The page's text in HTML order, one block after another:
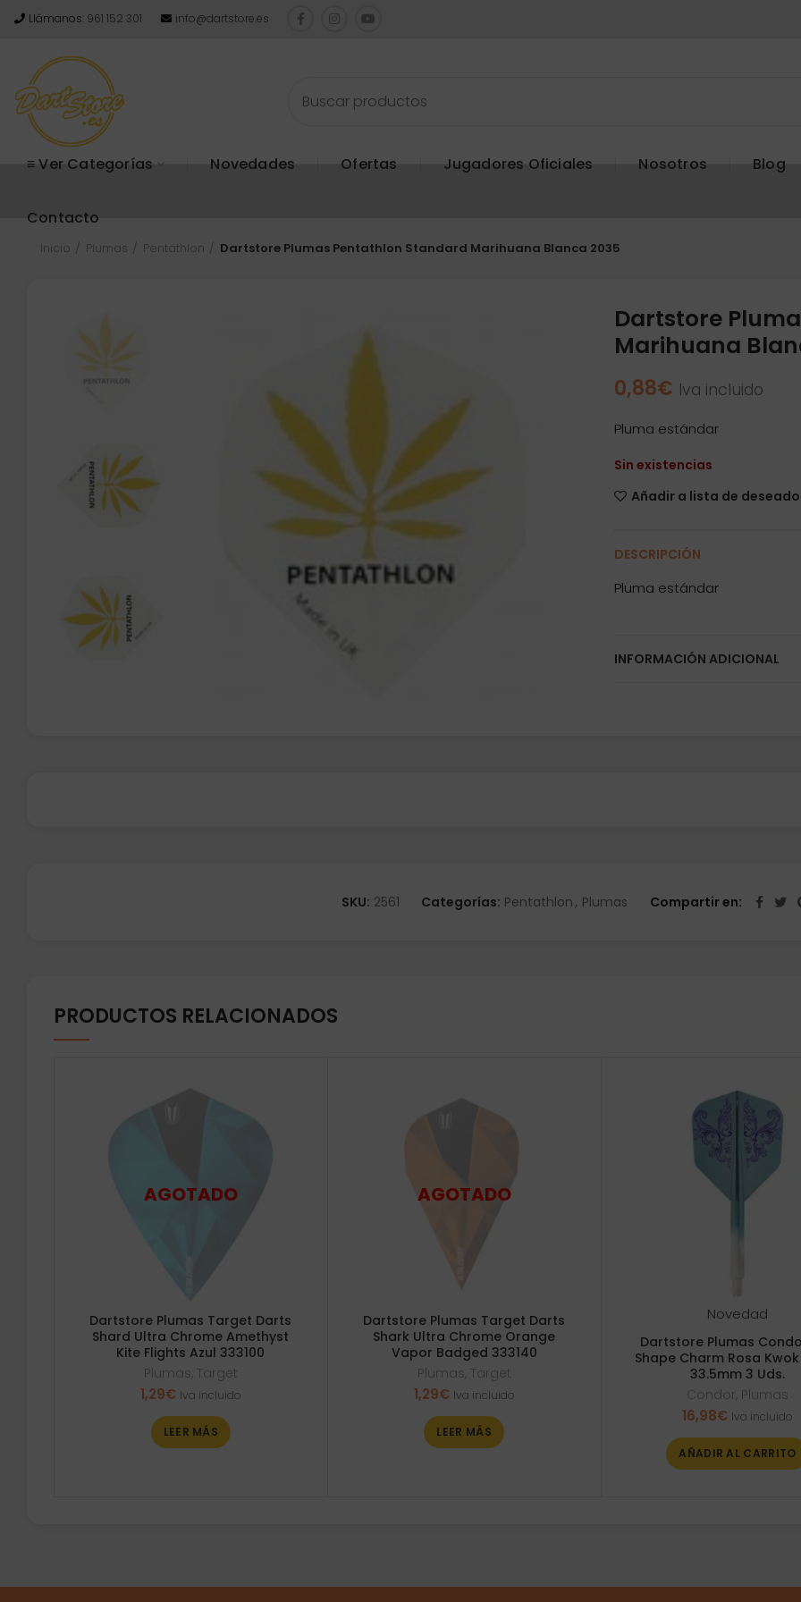
Llámanos: 961 152 301 info@dartstore.es
≡ Ver Categorías Novedades Ofertas Jugadores Oficiales Nosotros Blog
Contacto
Inicio Plumas Pentathlon Dartstore Plumas Pentathlon Standard Marihuana Blanca 2035
Dartstore
Marihuana
0,88€ Iva incluido
Pluma estándar
Sin existencias
Añadir a lista de
DESCRIPCIÓN
Pluma estándar
INFORMACIÓN ADICIONAL
SKU: 2561 Categorías: Pentathlon, Plumas Compartir en
PRODUCTOS RELACIONADOS
Dartstore Plumas Target Darts
Shard Ultra Chrome Amethyst
Kite Flights Azul 333100
Plumas, Target
1,29€ Iva incluido
LEER MÁS
Dartstore Plumas Target Darts
Shark Ultra Chrome Orange
Vapor Badged 333140
Plumas, Target
1,29€ Iva incluido
LEER MÁS
Novedad
Dartstore Plumas
Shape Charm Rosa Kwok
33.5mm 3 Uds.
Condor , Plumas
16,98€ Iva incluido
AÑADIR AL CARRITO